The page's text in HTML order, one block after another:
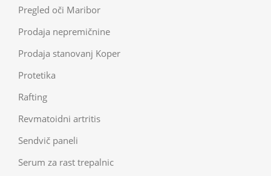
Pregled oči Maribor
Prodaja nepremičnine
Prodaja stanovanj Koper
Protetika
Rafting
Revmatoidni artritis
Sendvič paneli
Serum za rast trepalnic